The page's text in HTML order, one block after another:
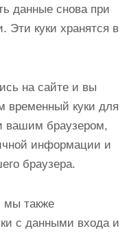
данные снова при
Эти куки хранятся в
на сайте и вы
временный куки для
вашим браузером,
информации и
браузера.
мы также
с данными входа и